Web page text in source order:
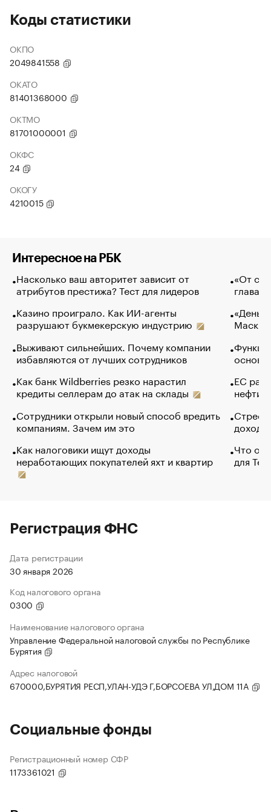
Коды статистики
ОКПО
2049841558
ОКАТО
81401368000
ОКТМО
81701000001
ОКФС
24
ОКОГУ
4210015
Интересное на РБК
Насколько ваш авторитет зависит от
атрибутов престижа? Тест для лидеров
Казино проиграло. Как ИИ-агенты
разрушают букмекерскую индустрию
Выживают сильнейших. Почему компании
избавляются от лучших сотрудников
Как банк Wildberries резко нарастил
кредиты селлерам до атак на склады
Сотрудники открыли новый способ вредить
компаниям. Зачем им это
Как налоговики ищут доходы
неработающих покупателей яхт и квартир
«От
глава
Маск в
основ
ЕС
нефти
Что
для
Регистрация ФНС
Дата регистрации
30 января 2026
Код налогового органа
0300
Наименование налогового органа
Управление Федеральной налоговой службы по Республике
Бурятия
Адрес налоговой
670000,БУРЯТИЯ РЕСП,УЛАН-УДЭ Г,БОРСОЕВА УЛ,ДОМ 11А
Социальные фонды
Регистрационный номер СФР
1173361021